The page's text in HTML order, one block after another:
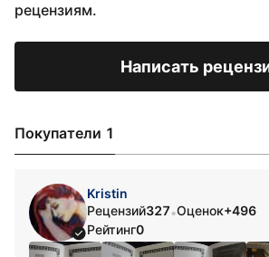
рецензиям.
Написать
Покупатели 1
Kristin
Рецензий327•Оценок+496
Рейтинг0